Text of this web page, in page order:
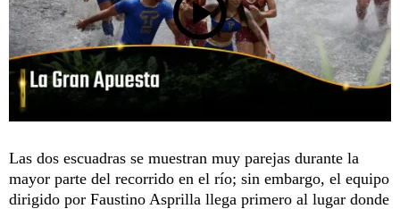
Las dos escuadras se muestran muy parejas durante la
mayor parte del recorrido en el río; sin embargo, el equipo
dirigido por Faustino Asprilla llega primero al lugar donde